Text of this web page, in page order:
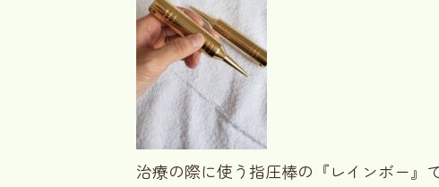
治療の際に使う指圧棒の『レインボー』で